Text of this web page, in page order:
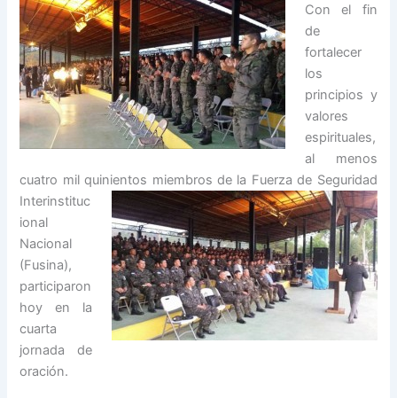
Con el fin
de
fortalecer
los
principios y
valores
espirituales,
al menos
cuatro mil quinientos miembros de la Fuerza de Seguridad
Interinstituc
ional
Nacional
(Fusina),
participaron
hoy en la
cuarta
jornada de
oración.